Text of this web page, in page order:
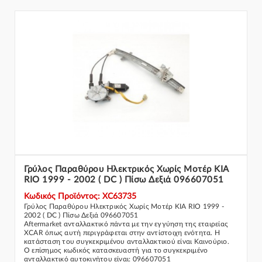
Γρύλος Παραθύρου Ηλεκτρικός Χωρίς Μοτέρ KIA
RIO 1999 - 2002 ( DC ) Πίσω Δεξιά 096607051
Κωδικός Προϊόντος: XC63735
Γρύλος Παραθύρου Ηλεκτρικός Χωρίς Μοτέρ KIA RIO 1999 -
2002 ( DC ) Πίσω Δεξιά 096607051
Aftermarket ανταλλακτικό πάντα με την εγγύηση της εταιρείας
XCAR όπως αυτή περιγράφεται στην αντίστοιχη ενότητα. Η
κατάσταση του συγκεκριμένου ανταλλακτικού είναι Καινούριο.
Ο επίσημος κωδικός κατασκευαστή για το συγκεκριμένο
ανταλλακτικό αυτοκινήτου είναι: 096607051